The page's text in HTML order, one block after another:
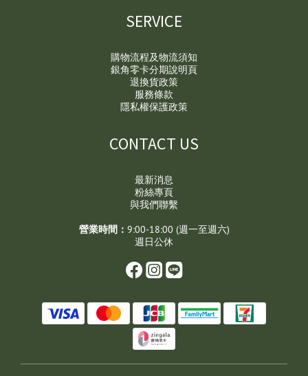
SERVICE
購物流程及物流須知
銀角零卡分期說明頁
退換貨政策
服務條款
隱私權保護政策
CONTACT US
最新消息
粉絲專頁
與我們聯繫
營業時間： 9:00-18:00 (週一至週六)
週日公休